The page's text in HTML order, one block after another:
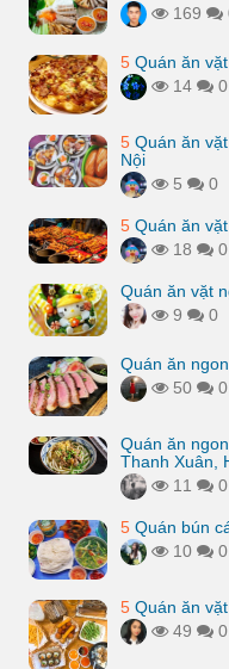
169
5 Quán ăn
14
0
5 Quán ăn
Nội
5
0
5 Quán ăn
18
0
Quán ăn vặt
9
0
Quán ăn
50
0
Quán ăn
Thanh Xuân,
11
0
5 Quán bún
10
0
5 Quán ăn
49
0